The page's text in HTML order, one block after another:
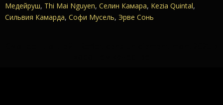
Медейруш, Thi Mai Nguyen, Селин Камара, Kezia Quintal,
Сильвия Камарда, Софи Мусель, Эрве Сонь